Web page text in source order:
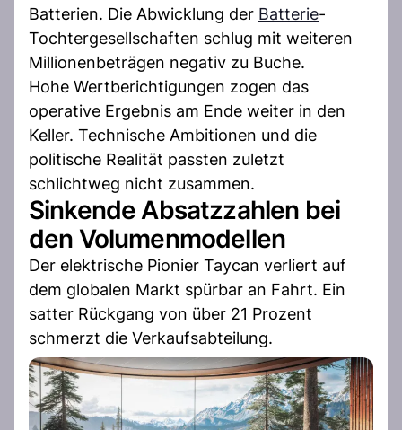
Batterien. Die Abwicklung der Batterie-
Tochtergesellschaften schlug mit weiteren
Millionenbeträgen negativ zu Buche.
Hohe Wertberichtigungen zogen das
operative Ergebnis am Ende weiter in den
Keller. Technische Ambitionen und die
politische Realität passten zuletzt
schlichtweg nicht zusammen.
Sinkende Absatzzahlen bei
den Volumenmodellen
Der elektrische Pionier Taycan verliert auf
dem globalen Markt spürbar an Fahrt. Ein
satter Rückgang von über 21 Prozent
schmerzt die Verkaufsabteilung.